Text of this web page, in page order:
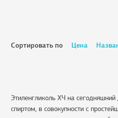
Сортировать по Цена
Этиленгликоль ХЧ на
спиртом, в совокупности с